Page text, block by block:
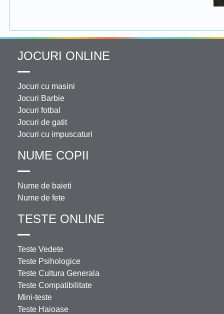
JOCURI ONLINE
Jocuri cu masini
Jocuri Barbie
Jocuri fotbal
Jocuri de gatit
Jocuri cu impuscaturi
NUME COPII
Nume de baieti
Nume de fete
TESTE ONLINE
Teste Vedete
Teste Psihologice
Teste Cultura Generala
Teste Compatibilitate
Mini-teste
Teste Haioase